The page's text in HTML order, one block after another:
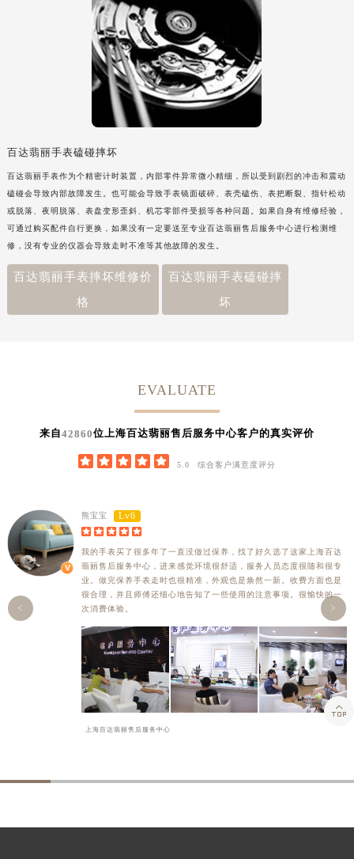
百达翡丽手表磕碰摔坏
百达翡丽手表作为个精密计时装置，内部零件异常微小精细，所以受到剧烈的冲击和震动
磕碰会导致内部故障发生。也可能会导致手表镜面破碎、表壳磕伤、表把断裂、指针松动
或脱落、夜明脱落、表盘变形歪斜、机芯零部件受损等各种问题。如果自身有维修经验，
可通过购买配件自行更换，如果没有一定要送至专业百达翡丽售后服务中心进行检测维
修，没有专业的仪器会导致走时不准等其他故障的发生。
百达翡丽手表摔坏维修价
格
百达翡丽手表磕碰摔
坏
EVALUATE
来自42860位上海百达翡丽售后服务中心客户的真实评价
     5.0 综合客户满意度评分
熊宝宝 Lv6
    
我的手表买了很多年了一直没做过保养，找了好久选了这家上海百达
翡丽售后服务中心，进来感觉环境很舒适，服务人员态度很随和很专
业。做完保养手表走时也很精准，外观也是焕然一新。收费方面也是
很合理，并且师傅还细心地告知了一些使用的注意事项。很愉快的一
次消费体验。
上海百达翡丽售后服务中心
>
<
